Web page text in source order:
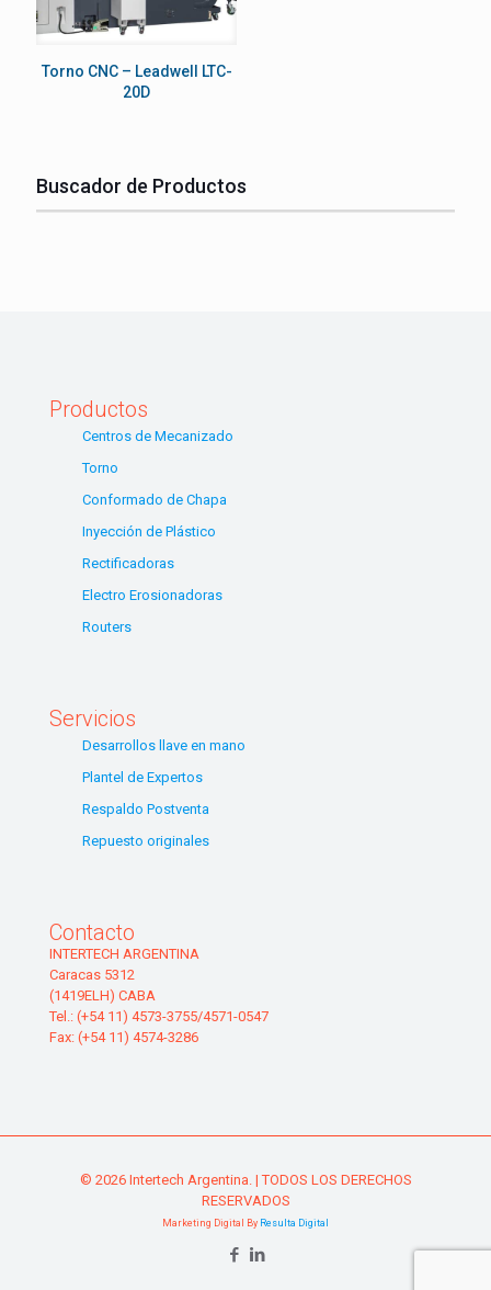
Torno CNC – Leadwell LTC-
20D
Buscador de Productos
Productos
Centros de Mecanizado
Torno
Conformado de Chapa
Inyección de Plástico
Rectificadoras
Electro Erosionadoras
Routers
Servicios
Desarrollos llave en mano
Plantel de Expertos
Respaldo Postventa
Repuesto originales
Contacto
INTERTECH ARGENTINA
Caracas 5312
(1419ELH) CABA
Tel.: (+54 11) 4573-3755/4571-0547
Fax: (+54 11) 4574-3286
© 2026 Intertech Argentina. | TODOS LOS DERECHOS
RESERVADOS
Marketing Digital By Resulta Digital